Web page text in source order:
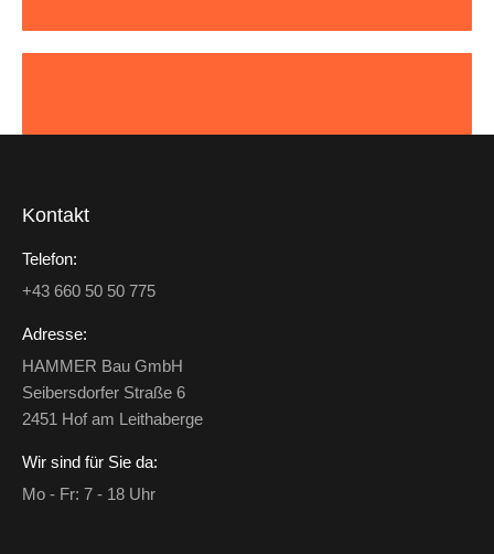
Kontakt
Telefon:
+43 660 50 50 775
Adresse:
HAMMER Bau GmbH
Seibersdorfer Straße 6
2451 Hof am Leithaberge
Wir sind für Sie da:
Mo - Fr: 7 - 18 Uhr